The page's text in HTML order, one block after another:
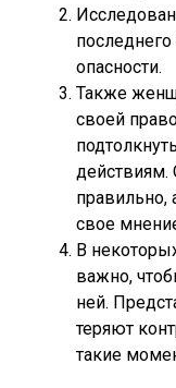
опасности.
Также
своей
действиям.
правильно,
свое
В
важно,
ней.
теряют
такие